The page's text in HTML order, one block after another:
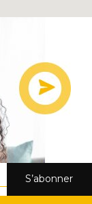
S’abonner